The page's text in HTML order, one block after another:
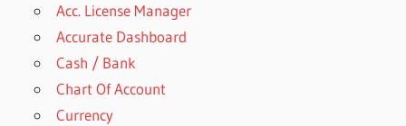
Acc. License Manager
Accurate Dashboard
Cash / Bank
Chart Of Account
Currency